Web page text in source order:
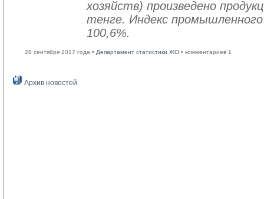
хозяйств) произведено
тенге. Индекс
100,6%.
28 сентября 2017 года • Департамент статистики ЖО • комментариев 1
Архив новостей